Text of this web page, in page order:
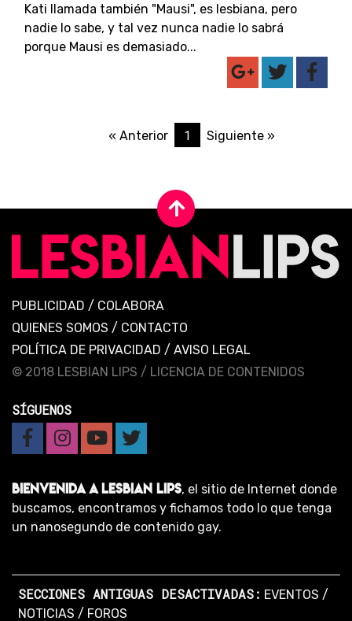
Kati llamada también "Mausi", es lesbiana, pero
nadie lo sabe, y tal vez nunca nadie lo sabrá
porque Mausi es demasiado...
« Anterior 1 Siguiente »
PUBLICIDAD / COLABORA
QUIENES SOMOS / CONTACTO
POLÍTICA DE PRIVACIDAD / AVISO LEGAL
© 2018 LESBIAN LIPS / LICENCIA DE CONTENIDOS
SÍGUENOS
BIENVENIDA A LESBIAN LIPS, el sitio de Internet donde
buscamos, encontramos y fichamos todo lo que tenga
un nanosegundo de contenido gay.
SECCIONES ANTIGUAS DESACTIVADAS: EVENTOS /
NOTICIAS / FOROS